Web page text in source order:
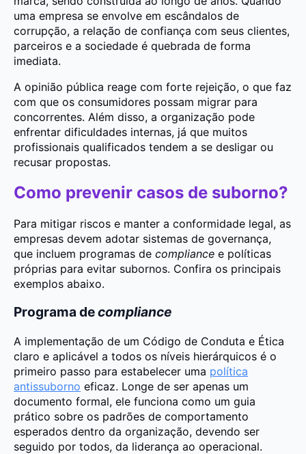
uma empresa se envolve em escândalos de
corrupção, a relação de confiança com seus clientes,
parceiros e a sociedade é quebrada de forma
imediata.
A opinião pública reage com forte rejeição, o que faz
com que os consumidores possam migrar para
concorrentes. Além disso, a organização pode
enfrentar dificuldades internas, já que muitos
profissionais qualificados tendem a se desligar ou
recusar propostas.
Como prevenir casos de suborno?
Para mitigar riscos e manter a conformidade legal, as
empresas devem adotar sistemas de governança,
que incluem programas de compliance e políticas
próprias para evitar subornos. Confira os principais
exemplos abaixo.
Programa decompliance
A implementação de um Código de Conduta e Ética
claro e aplicável a todos os níveis hierárquicos é o
primeiro passo para estabelecer uma política
antissuborno eficaz. Longe de ser apenas um
documento formal, ele funciona como um guia
prático sobre os padrões de comportamento
esperados dentro da organização, devendo ser
seguido por todos, da liderança ao operacional.